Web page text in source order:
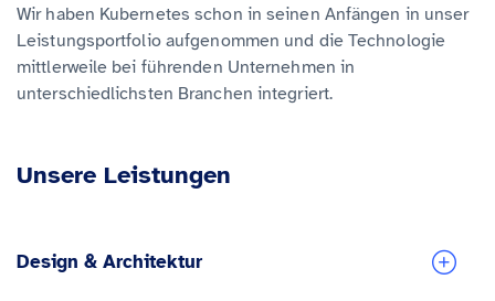
Wir haben Kubernetes schon in seinen Anfängen in unser
Leistungsportfolio aufgenommen und die Technologie
mittlerweile bei führenden Unternehmen in
unterschiedlichsten Branchen integriert.
Unsere Leistungen
Design & Architektur